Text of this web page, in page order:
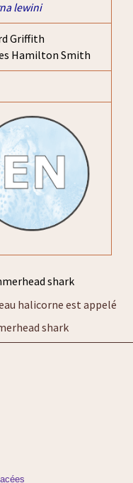
lewini
Griffith
Hamilton Smith
halicorne est appelé
shark